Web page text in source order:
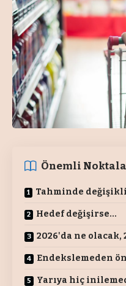
Önemli
Tahminde
Hedef değişirse…
2026'da ne olacak,
Endekslemeden
Yarıya hiç